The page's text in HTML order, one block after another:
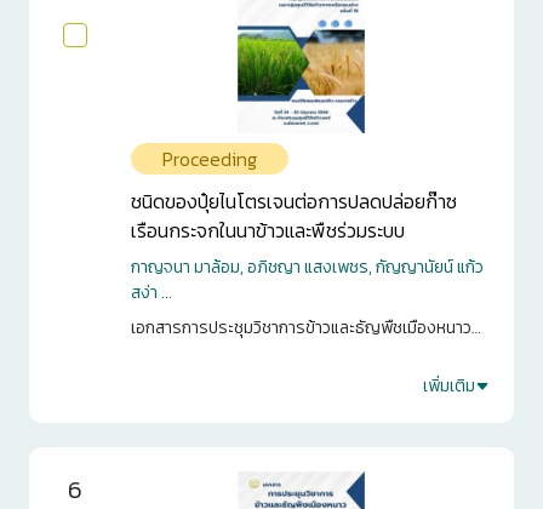
Proceeding
ชนิดของปุ๋ยไนโตรเจนต่อการปลดปล่อยก๊าซ
เรือนกระจกในนาข้าวและพืชร่วมระบบ
กาญจนา มาล้อม, อภิชญา แสงเพชร, กัญญานัยน์ แก้ว
สง่า ...
เอกสารการประชุมวิชาการข้าวและธัญพืชเมืองหนาว
ข้าวภาคเหนือตอนล่าง ครั้งที่ 15. กรุงเทพฯ. 2568. หน้า
เพิ่มเติม
6